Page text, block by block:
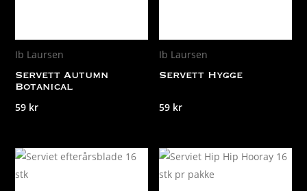
Ib Laursen
Servett Autumn
Botanical
59 kr
Ib Laursen
Servett Hygge
59 kr